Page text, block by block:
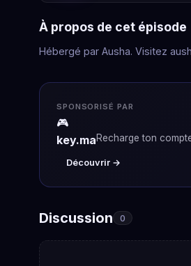
À propos de cet épisode
Hébergé par Ausha. Visitez
SPONSORISÉ PAR
🎮
key.maRecharge ton
Découvrir →
Discussion 0